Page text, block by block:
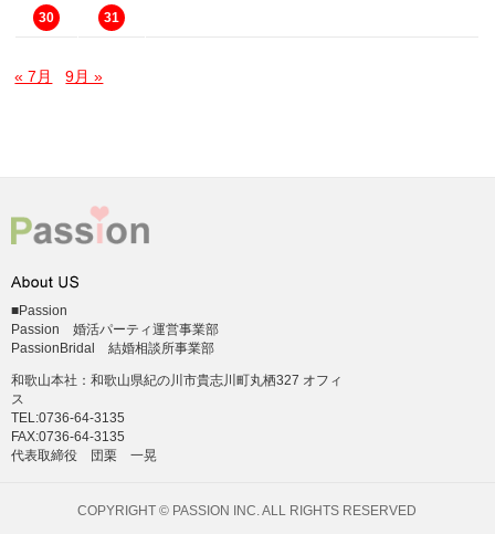
30 31
« 7月 9月 »
■Passion
Passion 婚活パーティ運営事業部
PassionBridal 結婚相談所事業部
和歌山本社：和歌山県紀の川市貴志川町丸栖327 オフィ
ス
TEL:0736-64-3135
FAX:0736-64-3135
代表取締役 団栗 一晃
COPYRIGHT © PASSION INC. ALL RIGHTS RESERVED